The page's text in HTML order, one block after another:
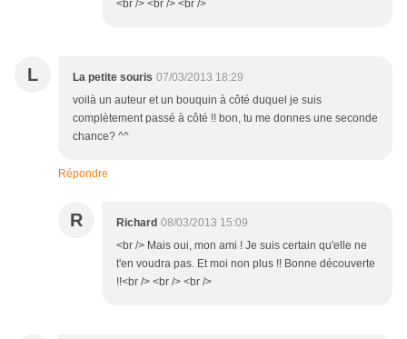
<br /> <br /> <br />
L La petite souris 07/03/2013 18:29
voilà un auteur et un bouquin à côté duquel je suis
complètement passé à côté !! bon, tu me donnes une seconde
chance? ^^
Répondre
R Richard 08/03/2013 15:09
<br /> Mais oui, mon ami ! Je suis certain qu'elle ne
t'en voudra pas. Et moi non plus !! Bonne découverte
!!<br /> <br /> <br />